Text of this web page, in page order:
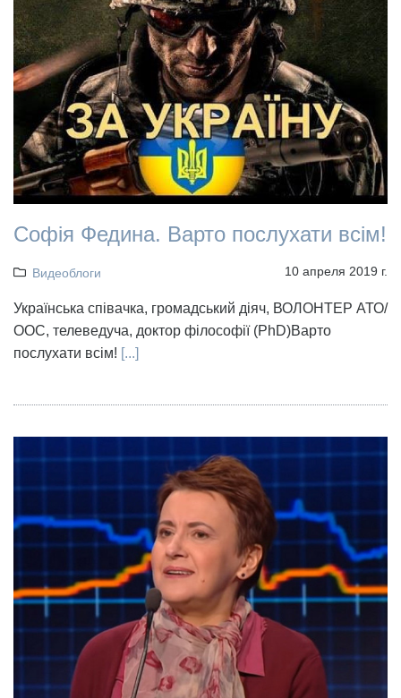
Софія Федина. Варто послухати всім!
Видеоблоги 10 апреля 2019 г.
Українська співачка, громадський діяч, ВОЛОНТЕР АТО/
ООС, телеведуча, доктор філософії (PhD)Варто
послухати всім! [...]